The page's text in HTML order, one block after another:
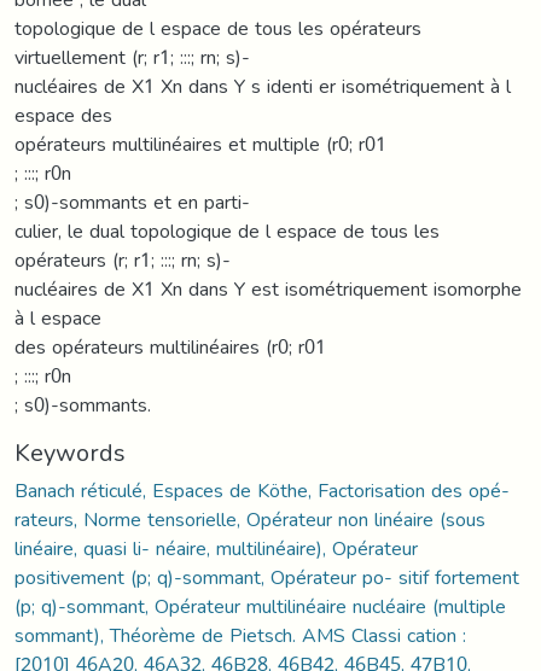
topologique de l espace de tous les opérateurs
virtuellement (r; r1; :::; rn; s)-
nucléaires de X1 Xn dans Y s identi er isométriquement à l
espace des
opérateurs multilinéaires et multiple (r0; r01
; :::; r0n
; s0)-sommants et en parti-
culier, le dual topologique de l espace de tous les
opérateurs (r; r1; :::; rn; s)-
nucléaires de X1 Xn dans Y est isométriquement isomorphe
à l espace
des opérateurs multilinéaires (r0; r01
; :::; r0n
; s0)-sommants.
Keywords
Banach réticulé, Espaces de Köthe, Factorisation des opé-
rateurs, Norme tensorielle, Opérateur non linéaire (sous
linéaire, quasi li- néaire, multilinéaire), Opérateur
positivement (p; q)-sommant, Opérateur po- sitif fortement
(p; q)-sommant, Opérateur multilinéaire nucléaire (multiple
sommant), Théorème de Pietsch. AMS Classi cation :